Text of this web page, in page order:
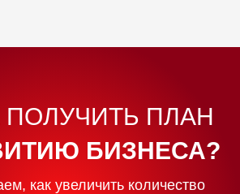
ПОЛУЧИТЬ ПЛАН
БИЗНЕСА?
как увеличить количество